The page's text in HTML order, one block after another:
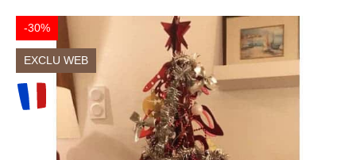
-30%
EXCLU WEB